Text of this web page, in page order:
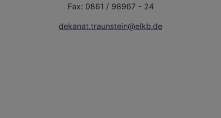
Fax: 0861 / 98967 - 24
dekanat.traunstein@elkb.de